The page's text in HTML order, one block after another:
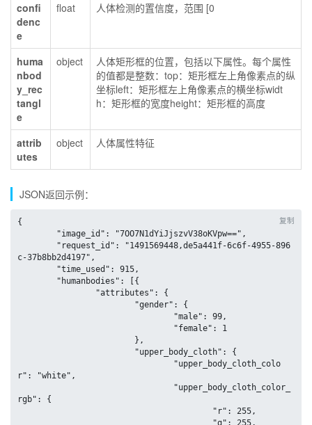
confi
denc
e
float 人体检测的置信度，范围 [0
huma
nbod
y_rec
tangl
e
object
人体矩形框的位置，包括以下属性。每个属性
的值都是整数：top：矩形框左上角像素点的纵
坐标left：矩形框左上角像素点的横坐标widt
h：矩形框的宽度height：矩形框的高度
attrib
utes
object 人体属性特征
JSON返回示例：
复制
{
c-37b8bb2d4197",
r": "white",
rgb": {